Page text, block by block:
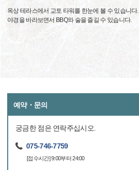
옥상 테라스에서 교토 타워를 한눈에 볼 수 있습니다.
야경을 바라보면서 BBQ와 술을 즐길 수 있습니다.
예약・문의
궁금한 점은 연락주십시오.
075-746-7759
[접수시간] 9:00부터 24:00